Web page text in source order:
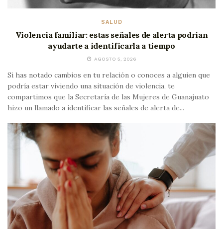
SALUD
Violencia familiar: estas señales de alerta podrían
ayudarte a identificarla a tiempo
AGOSTO 5, 2026
Si has notado cambios en tu relación o conoces a alguien que
podría estar viviendo una situación de violencia, te
compartimos que la Secretaría de las Mujeres de Guanajuato
hizo un llamado a identificar las señales de alerta de...